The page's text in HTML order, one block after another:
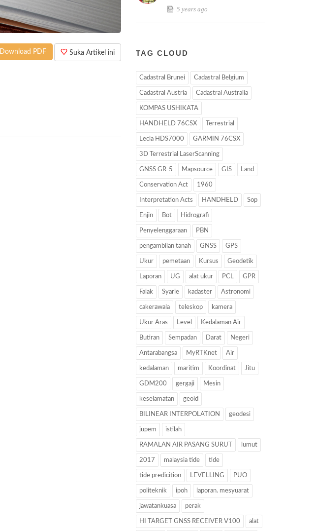
Suka Artikel ini
Download PDF
5 years ago
TAG CLOUD
Cadastral Brunei Cadastral Belgium
Cadastral Austria Cadastral Australia
KOMPAS USHIKATA
HANDHELD 76CSX Terrestrial
Lecia HDS7000 GARMIN 76CSX
3D Terrestrial LaserScanning
GNSS GR-5 Mapsource GIS Land
Conservation Act 1960
Interpretation Acts HANDHELD Sop
Enjin Bot Hidrografi
Penyelenggaraan PBN
pengambilan tanah GNSS GPS
Ukur pemetaan Kursus Geodetik
Laporan UG alat ukur PCL GPR
Falak Syarie kadaster Astronomi
cakerawala teleskop kamera
Ukur Aras Level Kedalaman Air
Butiran Sempadan Darat Negeri
Antarabangsa MyRTKnet Air
kedalaman maritim Koordinat Jitu
GDM200 gergaji Mesin
keselamatan geoid
BILINEAR INTERPOLATION geodesi
jupem istilah
RAMALAN AIR PASANG SURUT lumut
2017 malaysia tide tide
tide predicition LEVELLING PUO
politeknik ipoh laporan. mesyuarat
jawatankuasa perak
HI TARGET GNSS RECEIVER V100 alat